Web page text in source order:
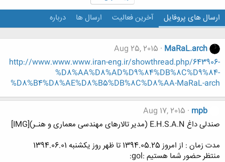
ارسال های پروفایل آخرین فعالیت ارسال ها درباره
MaRaL.arch
Aug 25, 2015
http://www.www.www.iran-eng.ir/showthread.php/643906-
%D8%AA%D8%AD%D9%84%DB%8C%D9%84-
%D8%B4%D8%AE%D8%B5%DB%8C%D8%AA-MaRaL-arch
mpb
Aug 17, 2015
صندلی داغ E.H.S.A.N (مدیر تالارهای مهندسی معماری و هنـر)[IMG]
مدت زمان : از امروز 1394.05.25 تا ظهر روز یکشنبه 1394.06.01
منتظر حضور شما هستیم :gol: